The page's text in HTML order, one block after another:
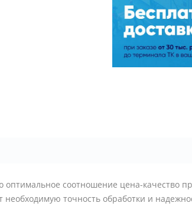
соотношение цена-качество
точность обработки и